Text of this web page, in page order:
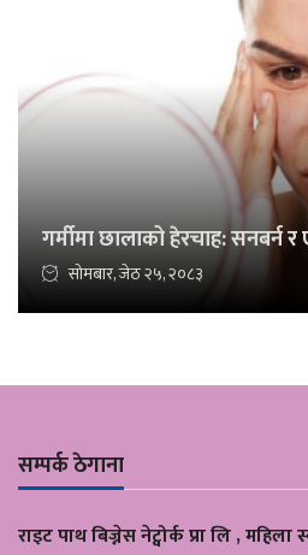
गर्मीमा छालाको हेरचाह: सनबर्न
सोमबार, जेठ २५, २०८३
सम्पर्क ठेगाना
राइट पाथ बिज्नेस नेट्वोर्क प्रा लि , महिला